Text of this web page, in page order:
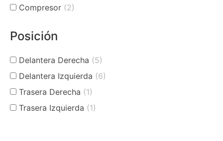
Compresor (2)
Posición
Delantera Derecha (5)
Delantera Izquierda (6)
Trasera Derecha (1)
Trasera Izquierda (1)